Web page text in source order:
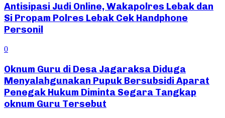
Antisipasi Judi Online, Wakapolres Lebak dan
Si Propam Polres Lebak Cek Handphone
Personil
0
Oknum Guru di Desa Jagaraksa Diduga
Menyalahgunakan Pupuk Bersubsidi Aparat
Penegak Hukum Diminta Segara Tangkap
oknum Guru Tersebut